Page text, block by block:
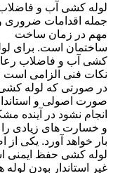
لوله کشی آب و فاضلاب
جمله اقدامات ضروری
مهم در زمان ساخت
ساختمان است. برای
کشی آب و فاضلاب
نکات فنی الزامی است
در صورتی که لوله
صورت اصولی و
انجام نشود در آینده
و خسارت های زیادی را
بار خواهد آورد. یکی از
لوله کشی حفظ ایمنی
غیر استاندار بودن لوله